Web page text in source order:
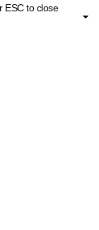
ESC to close